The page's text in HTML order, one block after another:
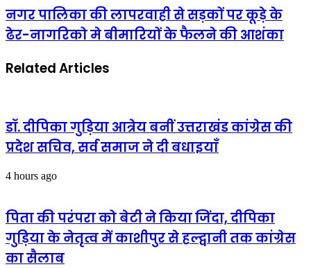
कैंप
कार्यालय
में
सुनी
की
किया
समाधान
नगर
पालिका
की
से
सड़कों
ढेर-
नागरिको
मे
के
आशंका
नगर पालिका की लापरवाही से सड़कों पर कूड़े के
ढेर-नागरिको मे बीमारियों के फैलने की आशंका
Related Articles
डॉ. दीपिका गुड़िया आत्रेय बनीं उत्तराखंड कांग्रेस की
प्रदेश सचिव, सर्व समाज ने दी बधाइयाँ
4 hours ago
पिता की परंपरा को बेटी ने किया जिंदा, दीपिका
गुड़िया के नेतृत्व में काशीपुर से हल्द्वानी तक कांग्रेस
का सैलाब